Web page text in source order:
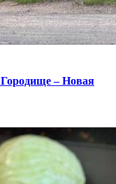
– Новая